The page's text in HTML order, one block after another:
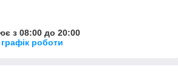
з 08:00 до 20:00
роботи